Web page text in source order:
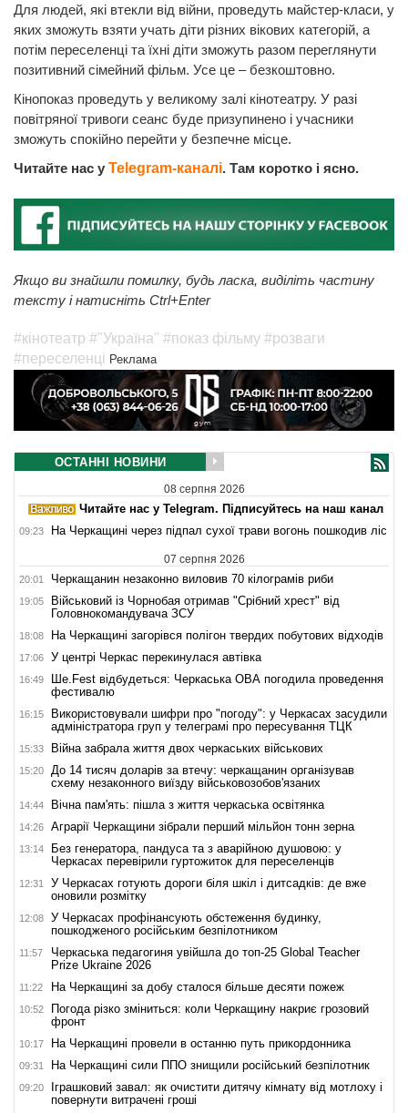
Для людей, які втекли від війни, проведуть майстер-класи, у
яких зможуть взяти учать діти різних вікових категорій, а
потім переселенці та їхні діти зможуть разом переглянути
позитивний сімейний фільм. Усе це – безкоштовно.
Кінопоказ проведуть у великому залі кінотеатру. У разі
повітряної тривоги сеанс буде призупинено і учасники
зможуть спокійно перейти у безпечне місце.
Читайте нас у Telegram-каналі. Там коротко і ясно.
Якщо ви знайшли помилку, будь ласка, виділіть частину
тексту і натисніть Ctrl+Enter
#кінотеатр #"Україна" #показ фільму #розваги
#переселенці Реклама
ОСТАННІ НОВИНИ
08 серпня 2026
Читайте нас у Telegram. Підписуйтесь на наш канал
09:23 На Черкащині через підпал сухої трави вогонь пошкодив ліс
07 серпня 2026
20:01 Черкащанин незаконно виловив 70 кілограмів риби
19:05
Військовий із Чорнобая отримав "Срібний хрест" від
Головнокомандувача ЗСУ
18:08 На Черкащині загорівся полігон твердих побутових відходів
17:06 У центрі Черкас перекинулася автівка
16:49
Ше.Fest відбудеться: Черкаська ОВА погодила проведення
фестивалю
16:15
Використовували шифри про "погоду": у Черкасах засудили
адміністратора груп у телеграмі про пересування ТЦК
15:33 Війна забрала життя двох черкаських військових
15:20
До 14 тисяч доларів за втечу: черкащанин організував
схему незаконного виїзду військовозобов'язаних
14:44 Вічна пам'ять: пішла з життя черкаська освітянка
14:26 Аграрії Черкащини зібрали перший мільйон тонн зерна
13:14
Без генератора, пандуса та з аварійною душовою: у
Черкасах перевірили гуртожиток для переселенців
12:31
У Черкасах готують дороги біля шкіл і дитсадків: де вже
оновили розмітку
12:08
У Черкасах профінансують обстеження будинку,
пошкодженого російським безпілотником
11:57
Черкаська педагогиня увійшла до топ-25 Global Teacher
Prize Ukraine 2026
11:22 На Черкащині за добу сталося більше десяти пожеж
10:52
Погода різко зміниться: коли Черкащину накриє грозовий
фронт
10:17 На Черкащині провели в останню путь прикордонника
09:31 На Черкащині сили ППО знищили російський безпілотник
09:20
Іграшковий завал: як очистити дитячу кімнату від мотлоху і
повернути витрачені гроші